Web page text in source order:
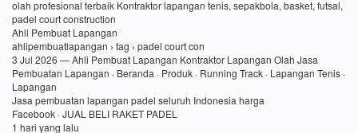
olah profesional terbaik Kontraktor lapangan tenis, sepakbola, basket, futsal,
padel court construction
Ahli Pembuat Lapangan
ahlipembuatlapangan › tag › padel court con
3 Jul 2026 — Ahli Pembuat Lapangan Kontraktor Lapangan Olah Jasa
Pembuatan Lapangan · Beranda · Produk · Running Track · Lapangan Tenis ·
Lapangan
Jasa pembuatan lapangan padel seluruh Indonesia harga
Facebook · JUAL BELI RAKET PADEL
1 hari yang lalu